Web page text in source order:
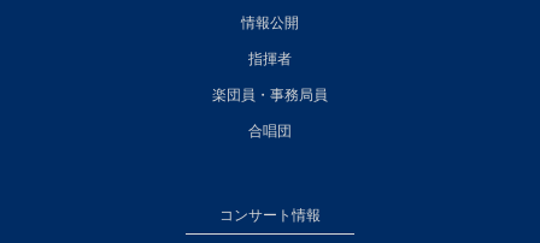
情報公開
指揮者
楽団員・事務局員
合唱団
コンサート情報